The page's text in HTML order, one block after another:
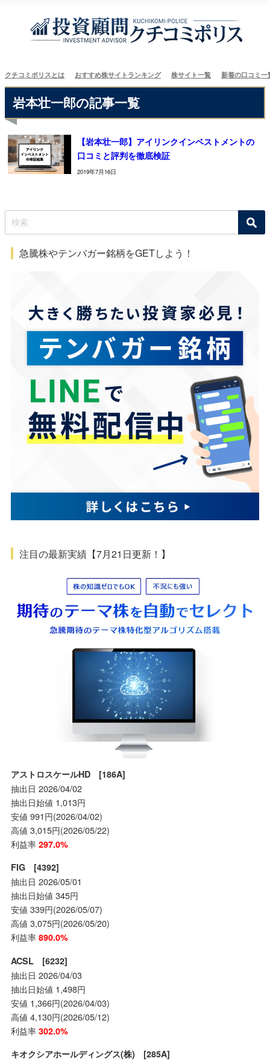
クチコミポリスとは おすすめ株サイトランキング 株サイト一覧 新着の口コミ一
岩本壮一郎の記事一覧
【岩本壮一郎】アイリンクインベストメントの
口コミと評判を徹底検証
2019年7月16日
急騰株やテンバガー銘柄をGETしよう！
注目の最新実績【7月21日更新！】
アストロスケールHD [186A]
抽出日 2026/04/02
抽出日始値 1,013円
安値 991円(2026/04/02)
高値 3,015円(2026/05/22)
利益率 297.0%
FIG [4392]
抽出日 2026/05/01
抽出日始値 345円
安値 339円(2026/05/07)
高値 3,075円(2026/05/20)
利益率 890.0%
ACSL [6232]
抽出日 2026/04/03
抽出日始値 1,498円
安値 1,366円(2026/04/03)
高値 4,130円(2026/05/12)
利益率 302.0%
キオクシアホールディングス(株) [285A]